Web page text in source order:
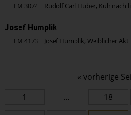
LM 3074 Rudolf Carl Huber, Kuh nach
Josef Humplik
LM 4173 Josef Humplik, Weiblicher
« vorherige
1
... 18